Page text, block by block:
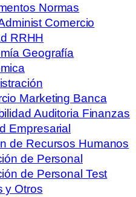
Normas
Comercio
RRHH
Geografía
Marketing Banca
Auditoria Finanzas
Empresarial
de Recursos Humanos
de Personal
de Personal Test
y Otros